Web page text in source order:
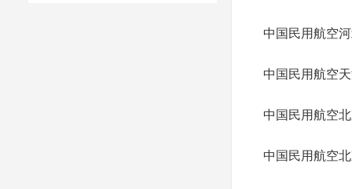
中国民用航空
中国民用航空
中国民用航空
中国民用航空